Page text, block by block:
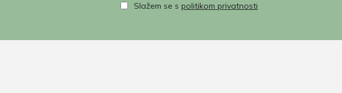
Slažem se s politikom privatnosti